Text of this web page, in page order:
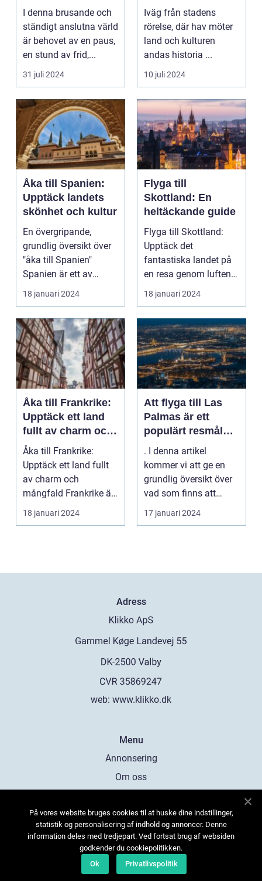
I denna brusande och
ständigt anslutna värld
är behovet av en paus,
en stund av frid,...
31 juli 2024
med Hotell i
Halland
Iväg från stadens
rörelse, där hav möter
land och kulturen
andas historia ...
10 juli 2024
Åka till Spanien:
Upptäck landets
skönhet och kultur
En övergripande,
grundlig översikt över
"åka till Spanien"
Spanien är ett av
Europas mest
populära ...
18 januari 2024
Flyga till
Skottland: En
heltäckande guide
Flyga till Skottland:
Upptäck det
fantastiska landet på
en resa genom luften
Introduktion: Att flyg...
18 januari 2024
Åka till Frankrike:
Upptäck ett land
fullt av charm och
mångfald
Åka till Frankrike:
Upptäck ett land fullt
av charm och
mångfald Frankrike är
ett land som fasciner...
18 januari 2024
Att flyga till Las
Palmas är ett
populärt resmål
för många
resenärer, som
dras till de vackra
stränderna, det
och den
avslappnade
. I denna artikel
kommer vi att ge en
grundlig översikt över
vad som finns att
upptäcka när man
flyg...
17 januari 2024
Adress
web: www.klikko.dk
Menu
Annonsering
Om oss
Kontakta oss
Sitemap
På vores website bruges cookies til at huske dine indstillinger,
statistik og personalisering af indhold og annoncer. Denne
information deles med tredjepart. Ved fortsat brug af websiden
godkender du cookiepolitikken.
Ok
Privatlivspolitik